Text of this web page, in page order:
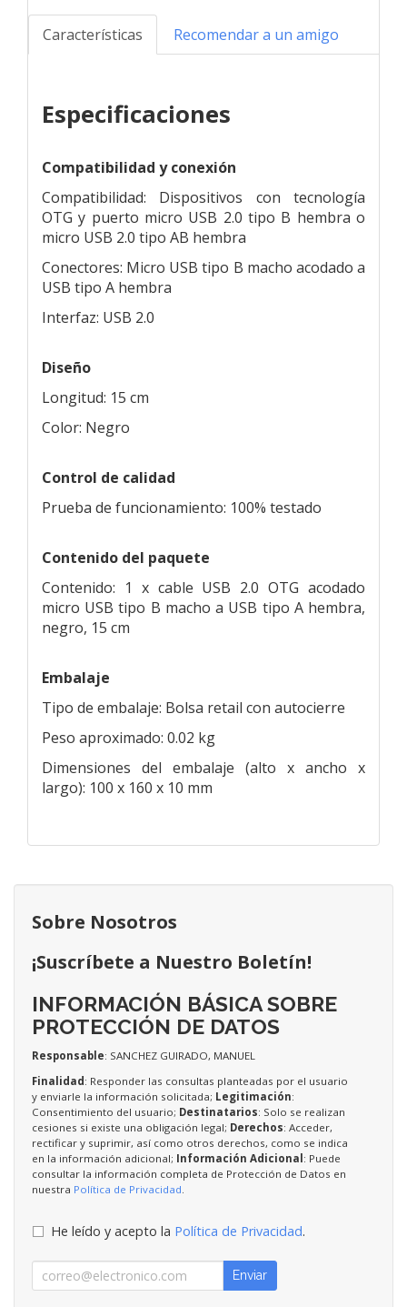
Características Recomendar a un amigo
Especificaciones
Compatibilidad y conexión
Compatibilidad: Dispositivos con tecnología
OTG y puerto micro USB 2.0 tipo B hembra o
micro USB 2.0 tipo AB hembra
Conectores: Micro USB tipo B macho acodado a
USB tipo A hembra
Interfaz: USB 2.0
Diseño
Longitud: 15 cm
Color: Negro
Control de calidad
Prueba de funcionamiento: 100% testado
Contenido del paquete
Contenido: 1 x cable USB 2.0 OTG acodado
micro USB tipo B macho a USB tipo A hembra,
negro, 15 cm
Embalaje
Tipo de embalaje: Bolsa retail con autocierre
Peso aproximado: 0.02 kg
Dimensiones del embalaje (alto x ancho x
largo): 100 x 160 x 10 mm
Sobre Nosotros
¡Suscríbete a Nuestro Boletín!
INFORMACIÓN BÁSICA SOBRE
PROTECCIÓN DE DATOS
Responsable: SANCHEZ GUIRADO, MANUEL
Finalidad: Responder las consultas planteadas por el usuario
y enviarle la información solicitada; Legitimación:
Consentimiento del usuario; Destinatarios: Solo se realizan
cesiones si existe una obligación legal; Derechos: Acceder,
rectificar y suprimir, así como otros derechos, como se indica
en la información adicional; Información Adicional: Puede
consultar la información completa de Protección de Datos en
nuestra Política de Privacidad
He leído y acepto la Política de Privacidad.
Enviar